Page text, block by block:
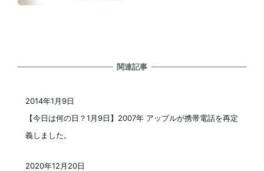
関連記事
【今日は何の日？1月9日】2007年 アップルが携帯電話を再定
義しました。
2014年1月9日
2020年12月20日